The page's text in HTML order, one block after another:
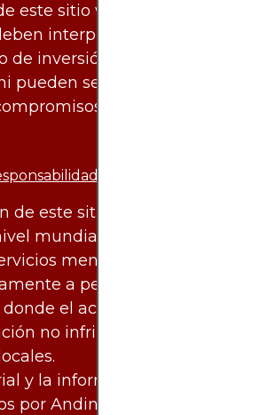
este sitio web y los servicios
interpretarse como
de inversión ni financiero en
pueden servir de base para
de ningún tipo.
de este sitio web está
mundial. Sin embargo, los
mencionados están
a personas en
el acceso y uso de
no infringe leyes o
y la información
por AndinoTrading.com se